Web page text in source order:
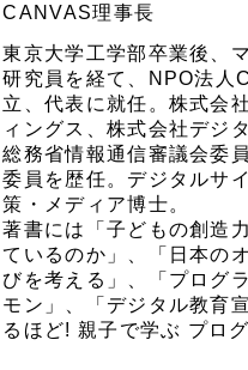
CANVAS理事長
東京大学工学部卒業後、
研究員を経て、NPO法人
立、代表に就任。株式会
ィングス、株式会社デジ
総務省情報通信審議会委
委員を歴任。デジタルサ
策・メディア博士。
著書には「子どもの創造
ているのか」、「日本の
びを考える」、「プログ
モン」、「デジタル教育
るほど! 親子で学ぶ プロ